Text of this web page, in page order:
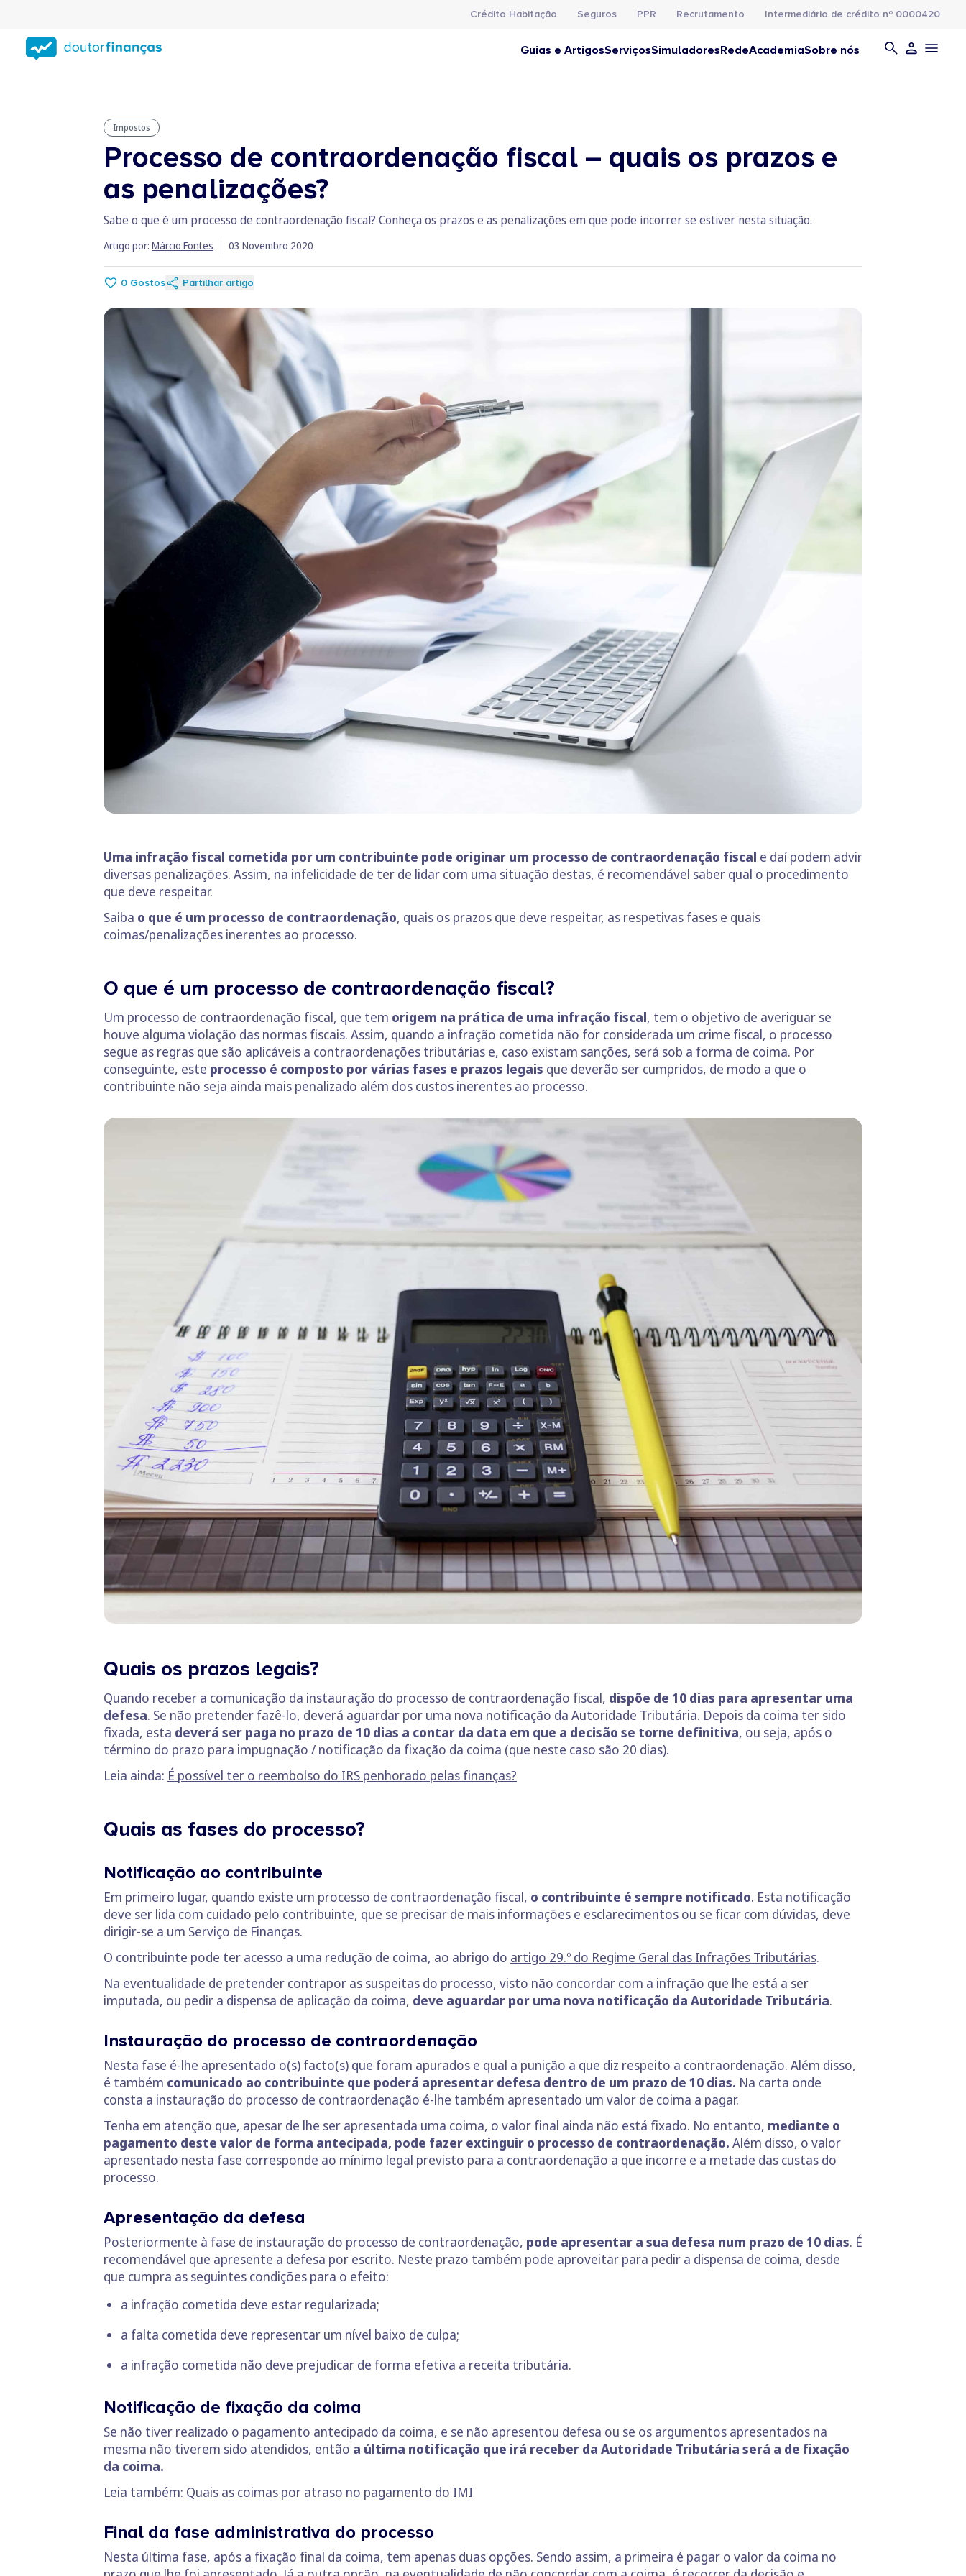
conteúdo
principal
Crédito Habitação Seguros PPR Recrutamento Intermediário de crédito nº 0000420
Guias e ArtigosServiçosSimuladoresRedeAcademiaSobre nós
Impostos
Processo de contraordenação fiscal – quais os prazos e
as penalizações?
Sabe o que é um processo de contraordenação fiscal? Conheça os prazos e as penalizações em que pode incorrer se estiver nesta situação.
Artigo por: Márcio Fontes 03 Novembro 2020
0 Gostos Partilhar artigo
Uma infração fiscal cometida por um contribuinte pode originar um processo de contraordenação fiscal e daí podem advir
diversas penalizações. Assim, na infelicidade de ter de lidar com uma situação destas, é recomendável saber qual o procedimento
que deve respeitar.
Saiba o que é um processo de contraordenação, quais os prazos que deve respeitar, as respetivas fases e quais
coimas/penalizações inerentes ao processo.
O que é um processo de contraordenação fiscal?
Um processo de contraordenação fiscal, que tem origem na prática de uma infração fiscal, tem o objetivo de averiguar se
houve alguma violação das normas fiscais. Assim, quando a infração cometida não for considerada um crime fiscal, o processo
segue as regras que são aplicáveis a contraordenações tributárias e, caso existam sanções, será sob a forma de coima. Por
conseguinte, este processo é composto por várias fases e prazos legais que deverão ser cumpridos, de modo a que o
contribuinte não seja ainda mais penalizado além dos custos inerentes ao processo.
Quais os prazos legais?
Quando receber a comunicação da instauração do processo de contraordenação fiscal, dispõe de 10 dias para apresentar uma
defesa. Se não pretender fazê-lo, deverá aguardar por uma nova notificação da Autoridade Tributária. Depois da coima ter sido
fixada, esta deverá ser paga no prazo de 10 dias a contar da data em que a decisão se torne definitiva, ou seja, após o
término do prazo para impugnação / notificação da fixação da coima (que neste caso são 20 dias).
Leia ainda: É possível ter o reembolso do IRS penhorado pelas finanças?
Quais as fases do processo?
Notificação ao contribuinte
Em primeiro lugar, quando existe um processo de contraordenação fiscal, o contribuinte é sempre notificado. Esta notificação
deve ser lida com cuidado pelo contribuinte, que se precisar de mais informações e esclarecimentos ou se ficar com dúvidas, deve
dirigir-se a um Serviço de Finanças.
O contribuinte pode ter acesso a uma redução de coima, ao abrigo do artigo 29.º do Regime Geral das Infrações Tributárias.
Na eventualidade de pretender contrapor as suspeitas do processo, visto não concordar com a infração que lhe está a ser
imputada, ou pedir a dispensa de aplicação da coima, deve aguardar por uma nova notificação da Autoridade Tributária.
Instauração do processo de contraordenação
Nesta fase é-lhe apresentado o(s) facto(s) que foram apurados e qual a punição a que diz respeito a contraordenação. Além disso,
é também comunicado ao contribuinte que poderá apresentar defesa dentro de um prazo de 10 dias. Na carta onde
consta a instauração do processo de contraordenação é-lhe também apresentado um valor de coima a pagar.
Tenha em atenção que, apesar de lhe ser apresentada uma coima, o valor final ainda não está fixado. No entanto, mediante o
pagamento deste valor de forma antecipada, pode fazer extinguir o processo de contraordenação. Além disso, o valor
apresentado nesta fase corresponde ao mínimo legal previsto para a contraordenação a que incorre e a metade das custas do
processo.
Apresentação da defesa
Posteriormente à fase de instauração do processo de contraordenação, pode apresentar a sua defesa num prazo de 10 dias. É
recomendável que apresente a defesa por escrito. Neste prazo também pode aproveitar para pedir a dispensa de coima, desde
que cumpra as seguintes condições para o efeito:
a infração cometida deve estar regularizada;
a falta cometida deve representar um nível baixo de culpa;
a infração cometida não deve prejudicar de forma efetiva a receita tributária.
Notificação de fixação da coima
Se não tiver realizado o pagamento antecipado da coima, e se não apresentou defesa ou se os argumentos apresentados na
mesma não tiverem sido atendidos, então a última notificação que irá receber da Autoridade Tributária será a de fixação
da coima.
Leia também: Quais as coimas por atraso no pagamento do IMI
Final da fase administrativa do processo
Nesta última fase, após a fixação final da coima, tem apenas duas opções. Sendo assim, a primeira é pagar o valor da coima no